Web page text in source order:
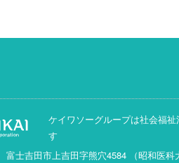
ケイワソーグループは社会福
す
富士吉田市上吉田字熊穴4584 （昭和医科